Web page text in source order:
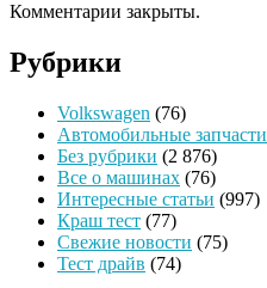
Комментарии закрыты.
Рубрики
Volkswagen (76)
Автомобильные запчасти
Без рубрики (2 876)
Все о машинах (76)
Интересные статьи (997)
Краш тест (77)
Свежие новости (75)
Тест драйв (74)